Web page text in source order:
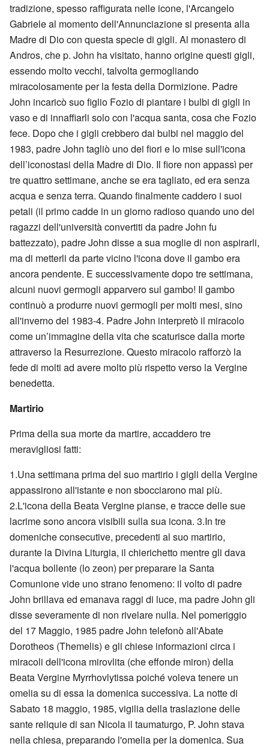
tradizione, spesso raffigurata nelle icone, l'Arcangelo
Gabriele al momento dell'Annunciazione si presenta alla
Madre di Dio con questa specie di gigli. Al monastero di
Andros, che p. John ha visitato, hanno origine questi gigli,
essendo molto vecchi, talvolta germogliando
miracolosamente per la festa della Dormizione. Padre
John incaricò suo figlio Fozio di piantare i bulbi di gigli in
vaso e di innaffiarli solo con l'acqua santa, cosa che Fozio
fece. Dopo che i gigli crebbero dai bulbi nel maggio del
1983, padre John tagliò uno dei fiori e lo mise sull'icona
dell’iconostasi della Madre di Dio. Il fiore non appassì per
tre quattro settimane, anche se era tagliato, ed era senza
acqua e senza terra. Quando finalmente caddero i suoi
petali (il primo cadde in un giorno radioso quando uno dei
ragazzi dell'università convertiti da padre John fu
battezzato), padre John disse a sua moglie di non aspirarli,
ma di metterli da parte vicino l'icona dove il gambo era
ancora pendente. E successivamente dopo tre settimana,
alcuni nuovi germogli apparvero sul gambo! Il gambo
continuò a produrre nuovi germogli per molti mesi, sino
all'inverno del 1983-4. Padre John interpretò il miracolo
come un’immagine della vita che scaturisce dalla morte
attraverso la Resurrezione. Questo miracolo rafforzò la
fede di molti ad avere molto più rispetto verso la Vergine
benedetta.
Martirio
Prima della sua morte da martire, accaddero tre
meravigliosi fatti:
1.Una settimana prima del suo martirio i gigli della Vergine
appassirono all'istante e non sbocciarono mai più.
2.L'icona della Beata Vergine pianse, e tracce delle sue
lacrime sono ancora visibili sulla sua icona. 3.In tre
domeniche consecutive, precedenti al suo martirio,
durante la Divina Liturgia, il chierichetto mentre gli dava
l'acqua bollente (lo zeon) per preparare la Santa
Comunione vide uno strano fenomeno: il volto di padre
John brillava ed emanava raggi di luce, ma padre John gli
disse severamente di non rivelare nulla. Nel pomeriggio
del 17 Maggio, 1985 padre John telefonò all'Abate
Dorotheos (Themelis) e gli chiese informazioni circa i
miracoli dell'icona mirovlita (che effonde miron) della
Beata Vergine Myrrhovlytissa poiché voleva tenere un
omelia su di essa la domenica successiva. La notte di
Sabato 18 maggio, 1985, vigilia della traslazione delle
sante reliquie di san Nicola il taumaturgo, P. John stava
nella chiesa, preparando l'omelia per la domenica. Sua